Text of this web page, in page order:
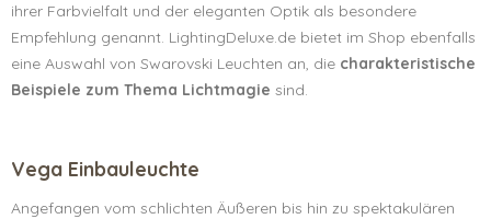
ihrer Farbvielfalt und der eleganten Optik als besondere
Empfehlung genannt. LightingDeluxe.de bietet im Shop ebenfalls
eine Auswahl von Swarovski Leuchten an, die charakteristische
Beispiele zum Thema Lichtmagie sind.
Vega Einbauleuchte
Angefangen vom schlichten Äußeren bis hin zu spektakulären